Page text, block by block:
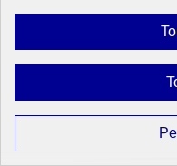
Anniversaire 2024
Anniversaire 2022
Anniversaire 2021
Anniversaire 2019